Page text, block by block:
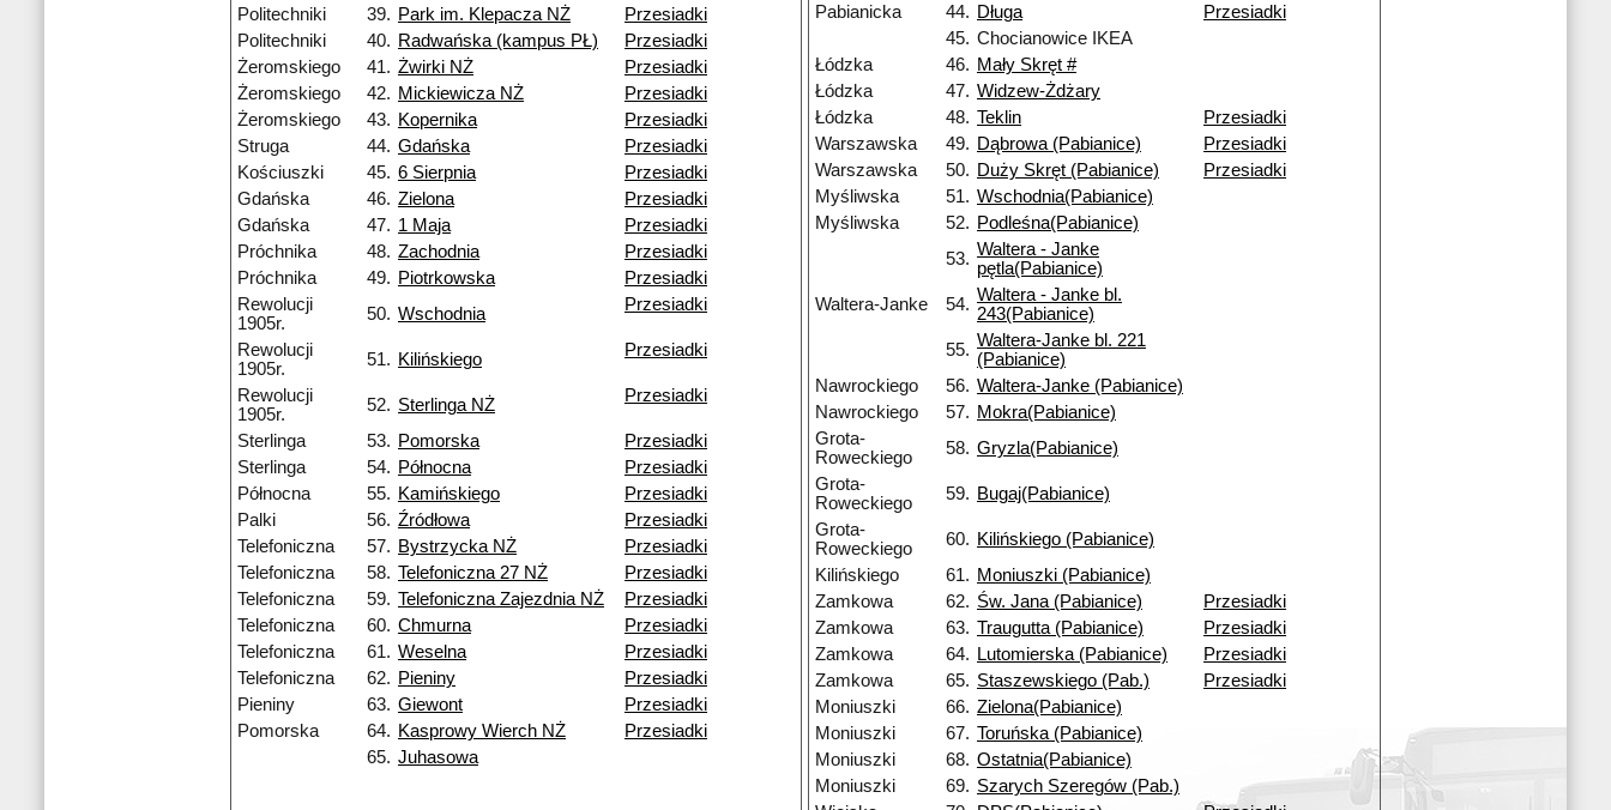
Politechniki 39. Park im. Klepacza NŻ
Przesiadki
Politechniki
40. Radwańska (kampus PŁ)
Przesiadki
Żeromskiego
41. Żwirki NŻ
Przesiadki
Żeromskiego
42. Mickiewicza NŻ
Przesiadki
Żeromskiego
43. Kopernika
Przesiadki
Struga
44. Gdańska
Przesiadki
Kościuszki
45. 6 Sierpnia
Przesiadki
Gdańska
46. Zielona
Przesiadki
Gdańska
47. 1 Maja
Przesiadki
Próchnika
48. Zachodnia
Przesiadki
Próchnika
49. Piotrkowska
Przesiadki
Rewolucji
1905r.
50. Wschodnia Przesiadki
Rewolucji
1905r.
51. Kilińskiego Przesiadki
Rewolucji
1905r.
52. Sterlinga NŻ Przesiadki
Sterlinga 53. Pomorska
Przesiadki
Sterlinga
54. Północna
Przesiadki
Północna
55. Kamińskiego
Przesiadki
Palki
56. Źródłowa
Przesiadki
Telefoniczna
57. Bystrzycka NŻ
Przesiadki
Telefoniczna
58. Telefoniczna 27 NŻ
Przesiadki
Telefoniczna
59. Telefoniczna Zajezdnia NŻ
Przesiadki
Telefoniczna
60. Chmurna
Przesiadki
Telefoniczna
61. Weselna
Przesiadki
Telefoniczna
62. Pieniny
Przesiadki
Pieniny
63. Giewont
Przesiadki
Pomorska
64. Kasprowy Wierch NŻ
Przesiadki
65. Juhasowa
Pabianicka
44. Długa
Przesiadki
45. Chocianowice IKEA
Łódzka
46. Mały Skręt #
Łódzka
47. Widzew-Żdżary
Łódzka
48. Teklin
Przesiadki
Warszawska
49. Dąbrowa (Pabianice)
Przesiadki
Warszawska
50. Duży Skręt (Pabianice)
Przesiadki
Myśliwska
51. Wschodnia(Pabianice)
Myśliwska
52. Podleśna(Pabianice)
53. Waltera - Janke
pętla(Pabianice)
Waltera-Janke
54. Waltera - Janke bl.
243(Pabianice)
55. Waltera-Janke bl. 221
(Pabianice)
Nawrockiego
56. Waltera-Janke (Pabianice)
Nawrockiego
57. Mokra(Pabianice)
Grota-
Roweckiego
58. Gryzla(Pabianice)
Grota-
Roweckiego
59. Bugaj(Pabianice)
Grota-
Roweckiego
60. Kilińskiego (Pabianice)
Kilińskiego
61. Moniuszki (Pabianice)
Zamkowa
62. Św. Jana (Pabianice)
Przesiadki
Zamkowa
63. Traugutta (Pabianice)
Przesiadki
Zamkowa
64. Lutomierska (Pabianice)
Przesiadki
Zamkowa
65. Staszewskiego (Pab.)
Przesiadki
Moniuszki
66. Zielona(Pabianice)
Moniuszki
67. Toruńska (Pabianice)
Moniuszki
68. Ostatnia(Pabianice)
Moniuszki
69. Szarych Szeregów (Pab.)